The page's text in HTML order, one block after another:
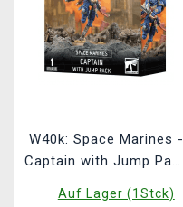
W40k: Space Marines -
Captain with Jump Pack
Auf Lager (1Stck)